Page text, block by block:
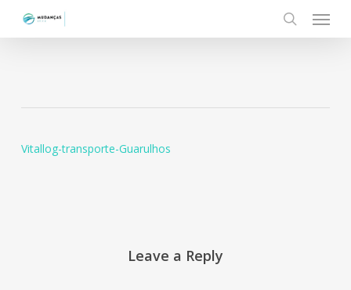
search
Menu
Vitallog-transporte-Guarulhos
Leave a Reply